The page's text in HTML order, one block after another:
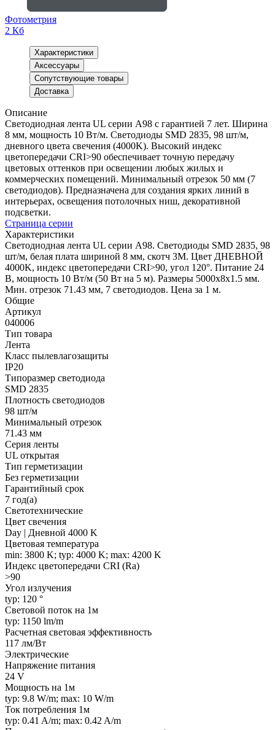
Фотометрия
2 Кб
Характеристики
Аксессуары
Сопутствующие товары
Доставка
Описание
Светодиодная лента UL серии A98 с гарантией 7 лет. Ширина
8 мм, мощность 10 Вт/м. Светодиоды SMD 2835, 98 шт/м,
дневного цвета свечения (4000K). Высокий индекс
цветопередачи CRI>90 обеспечивает точную передачу
цветовых оттенков при освещении любых жилых и
коммерческих помещений. Минимальный отрезок 50 мм (7
светодиодов). Предназначена для создания ярких линий в
интерьерах, освещения потолочных ниш, декоративной
подсветки.
Страница серии
Характеристики
Светодиодная лента UL серии A98. Светодиоды SMD 2835, 98
шт/м, белая плата шириной 8 мм, скотч 3M. Цвет ДНЕВНОЙ
4000K, индекс цветопередачи CRI>90, угол 120°. Питание 24
В, мощность 10 Вт/м (50 Вт на 5 м). Размеры 5000x8x1.5 мм.
Мин. отрезок 71.43 мм, 7 светодиодов. Цена за 1 м.
Общие
Артикул
040006
Тип товара
Лента
Класс пылевлагозащиты
IP20
Типоразмер светодиода
SMD 2835
Плотность светодиодов
98 шт/м
Минимальный отрезок
71.43 мм
Серия ленты
UL открытая
Тип герметизации
Без герметизации
Гарантийный срок
7 год(а)
Светотехнические
Цвет свечения
Day | Дневной 4000 K
Цветовая температура
min: 3800 K; typ: 4000 K; max: 4200 K
Индекс цветопередачи CRI (Ra)
>90
Угол излучения
typ: 120 °
Световой поток на 1м
typ: 1150 lm/m
Расчетная световая эффективность
117 лм/Вт
Электрические
Напряжение питания
24 V
Мощность на 1м
typ: 9.8 W/m; max: 10 W/m
Ток потребления 1м
typ: 0.41 A/m; max: 0.42 A/m